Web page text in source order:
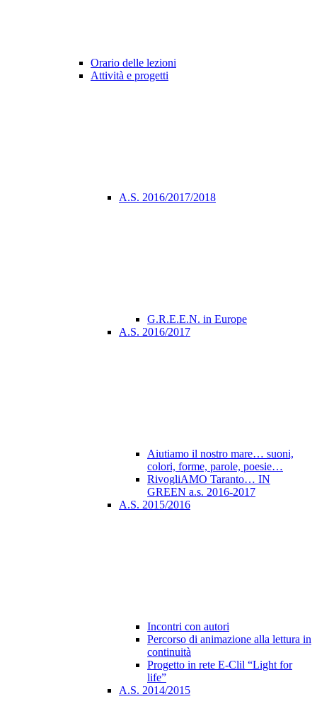
Orario delle lezioni
Attività e progetti
A.S. 2016/2017/2018
G.R.E.E.N. in Europe
A.S. 2016/2017
Aiutiamo il nostro mare… suoni,
colori, forme, parole, poesie…
RivogliAMO Taranto… IN
GREEN a.s. 2016-2017
A.S. 2015/2016
Incontri con autori
Percorso di animazione alla lettura in
continuità
Progetto in rete E-Clil “Light for
life”
A.S. 2014/2015